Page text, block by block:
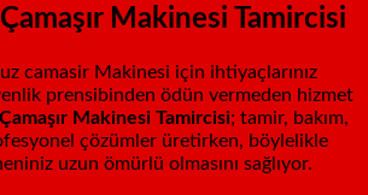
Makinesi Tamircisi
camasir Makinesi için ihtiyaçlarınız
prensibinden ödün vermeden hizmet
Çamaşır Makinesi Tamircisi; tamir, bakım,
çözümler üretirken, böylelikle
uzun ömürlü olmasını sağlıyor.